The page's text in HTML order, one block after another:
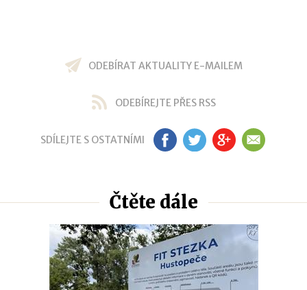
ODEBÍRAT AKTUALITY E-MAILEM
ODEBÍREJTE PŘES RSS
SDÍLEJTE S OSTATNÍMI FB TW GP EM
Čtěte dále